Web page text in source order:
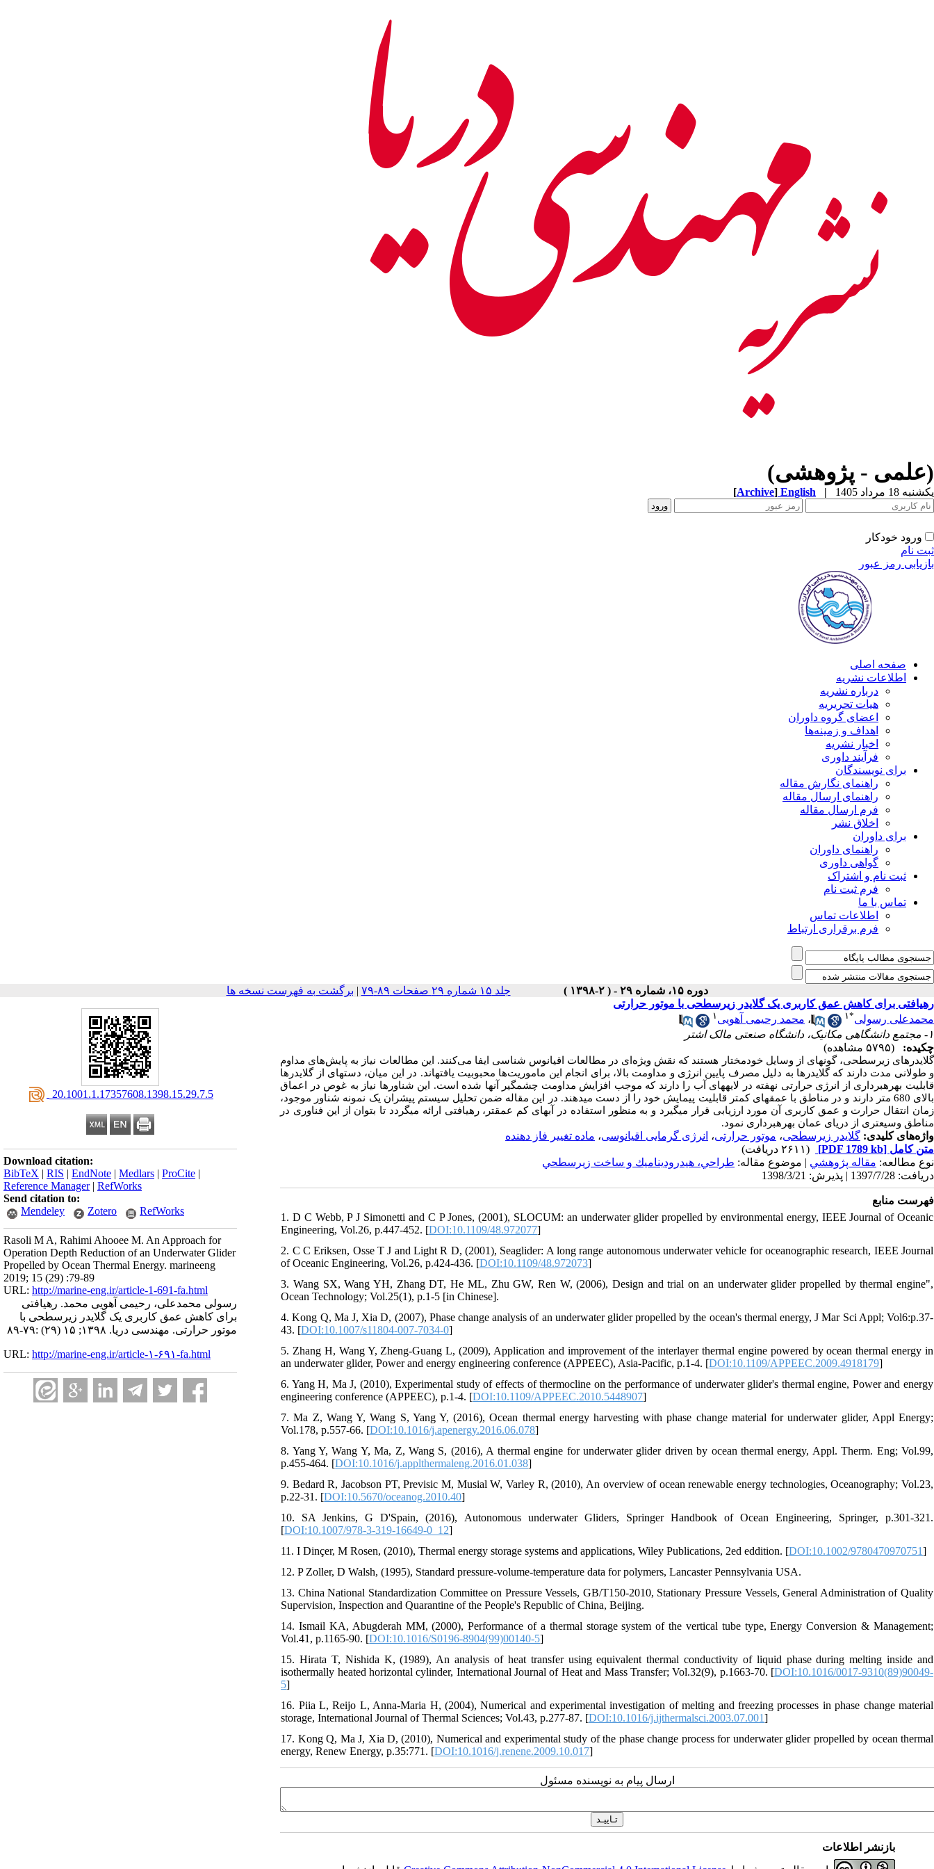
(علمی - پژوهشی)
یکشنبه 18 مرداد 1405 |
English
[Archive]
ورود خودکار
ثبت نام
بازیابی رمز عبور
صفحه اصلی
اطلاعات نشریه
درباره نشریه
هیات تحریریه
اعضای گروه داوران
اهداف و زمینه‌ها
اخبار نشریه
فرآیند داوری
برای نویسندگان
راهنمای نگارش مقاله
راهنمای ارسال مقاله
فرم ارسال مقاله
اخلاق نشر
برای داوران
راهنمای داوران
گواهی داوری
ثبت نام و اشتراک
فرم ثبت نام
تماس با ما
اطلاعات تماس
فرم برقراری ارتباط
دوره ۱۵، شماره ۲۹ - ( ۲-۱۳۹۸ ) جلد ۱۵ شماره ۲۹ صفحات ۸۹-۷۹ | برگشت به فهرست نسخه ها
‎ 20.1001.1.17357608.1398.15.29.7.5
Download citation:
BibTeX | RIS | EndNote | Medlars | ProCite |
Reference Manager| RefWorks
Send citation to:
Mendeley
Zotero RefWorks
Rasoli M A, Rahimi Ahooee M. An Approach for
Operation Depth Reduction of an Underwater Glider
Propelled by Ocean Thermal Energy. marineeng
2019; 15 (29) :79-89
URL: http://marine-eng.ir/article-1-691-fa.html
رسولی محمدعلی، رحیمی آهویی محمد. رهیافتی
برای کاهش عمق کاربری یک گلایدر زیرسطحی با
موتور حرارتی. مهندسی دریا. ۱۳۹۸; ۱۵ (۲۹) :۷۹-۸۹
URL: http://marine-eng.ir/article-۱-۶۹۱-fa.html
رهیافتی برای کاهش عمق کاربری یک گلایدر زیرسطحی با موتور حرارتی
محمدعلی رسولی*۱ ، محمد رحیمی آهویی ۱
۱- مجتمع دانشگاهی مکانیک، دانشگاه صنعتی مالک اشتر
چکیده:
(۵۷۹۵ مشاهده)
گلایدرهای زیرسطحی، گونه­ای از وسایل خودمختار هستند که نقش ویژه‌ای در مطالعات اقیانوس شناسی ایفا می‌کنند. این مطالعات نیاز به پایش‌های مداوم
و طولانی مدت دارند که گلایدرها به دلیل مصرف پایین انرژی و مداومت بالا، برای انجام این ماموریت‌ها محبوبیت یافته­اند. در این میان، دسته­ای از گلایدرها
قابلیت بهره­برداری از انرژی حرارتی نهفته در لایه­های آب را دارند که موجب افزایش مداومت چشمگیر آن­ها شده است. این شناورها نیاز به غوص در اعماق
بالای 680 متر دارند و در مناطق با عمق­های کمتر قابلیت پیمایش خود را از دست می­دهند. در این مقاله ضمن تحلیل سیستم پیشران یک نمونه شناور موجود،
زمان انتقال حرارت و عمق کاربری آن مورد ارزیابی قرار می­گیرد و به منظور استفاده در آب­های کم عمق­تر، رهیافتی ارائه می­گردد تا بتوان از این فناوری در
مناطق وسیع­تری از دریای عمان بهره­برداری نمود.
واژه‌های کلیدی: گلایدر زیرسطحی، موتور حرارتی، انرژی گرمایی اقیانوسی، ماده تغییر فاز دهنده
متن کامل [PDF 1789 kb]
(۲۶۱۱ دریافت)
نوع مطالعه: مقاله پژوهشي | موضوع مقاله: طراحي، هیدروديناميك و ساخت زيرسطحي
دریافت: 1397/7/28 | پذیرش: 1398/3/21
فهرست منابع
1. D C Webb, P J Simonetti and C P Jones, (2001), SLOCUM: an underwater glider propelled by environmental energy, IEEE Journal of Oceanic
Engineering, Vol.26, p.447-452. [DOI:10.1109/48.972077]
2. C C Eriksen, Osse T J and Light R D, (2001), Seaglider: A long range autonomous underwater vehicle for oceanographic research, IEEE Journal
of Oceanic Engineering, Vol.26, p.424-436. [DOI:10.1109/48.972073]
3. Wang SX, Wang YH, Zhang DT, He ML, Zhu GW, Ren W, (2006), Design and trial on an underwater glider propelled by thermal engine",
Ocean Technology; Vol.25(1), p.1-5 [in Chinese].
4. Kong Q, Ma J, Xia D, (2007), Phase change analysis of an underwater glider propelled by the ocean's thermal energy, J Mar Sci Appl; Vol6:p.37-
43. [DOI:10.1007/s11804-007-7034-0]
5. Zhang H, Wang Y, Zheng-Guang L, (2009), Application and improvement of the interlayer thermal engine powered by ocean thermal energy in
an underwater glider, Power and energy engineering conference (APPEEC), Asia-Pacific, p.1-4. [DOI:10.1109/APPEEC.2009.4918179]
6. Yang H, Ma J, (2010), Experimental study of effects of thermocline on the performance of underwater glider's thermal engine, Power and energy
engineering conference (APPEEC), p.1-4. [DOI:10.1109/APPEEC.2010.5448907]
7. Ma Z, Wang Y, Wang S, Yang Y, (2016), Ocean thermal energy harvesting with phase change material for underwater glider, Appl Energy;
Vol.178, p.557-66. [DOI:10.1016/j.apenergy.2016.06.078]
8. Yang Y, Wang Y, Ma, Z, Wang S, (2016), A thermal engine for underwater glider driven by ocean thermal energy, Appl. Therm. Eng; Vol.99,
p.455-464. [DOI:10.1016/j.applthermaleng.2016.01.038]
9. Bedard R, Jacobson PT, Previsic M, Musial W, Varley R, (2010), An overview of ocean renewable energy technologies, Oceanography; Vol.23,
p.22-31. [DOI:10.5670/oceanog.2010.40]
10. SA Jenkins, G D'Spain, (2016), Autonomous underwater Gliders, Springer Handbook of Ocean Engineering, Springer, p.301-321.
[DOI:10.1007/978-3-319-16649-0_12]
11. I Dinçer, M Rosen, (2010), Thermal energy storage systems and applications, Wiley Publications, 2ed eddition. [DOI:10.1002/9780470970751]
12. P Zoller, D Walsh, (1995), Standard pressure-volume-temperature data for polymers, Lancaster Pennsylvania USA.
13. China National Standardization Committee on Pressure Vessels, GB/T150-2010, Stationary Pressure Vessels, General Administration of Quality
Supervision, Inspection and Quarantine of the People's Republic of China, Beijing.
14. Ismail KA, Abugderah MM, (2000), Performance of a thermal storage system of the vertical tube type, Energy Conversion & Management;
Vol.41, p.1165-90. [DOI:10.1016/S0196-8904(99)00140-5]
15. Hirata T, Nishida K, (1989), An analysis of heat transfer using equivalent thermal conductivity of liquid phase during melting inside and
isothermally heated horizontal cylinder, International Journal of Heat and Mass Transfer; Vol.32(9), p.1663-70. [DOI:10.1016/0017-9310(89)90049-
5]
16. Piia L, Reijo L, Anna-Maria H, (2004), Numerical and experimental investigation of melting and freezing processes in phase change material
storage, International Journal of Thermal Sciences; Vol.43, p.277-87. [DOI:10.1016/j.ijthermalsci.2003.07.001]
17. Kong Q, Ma J, Xia D, (2010), Numerical and experimental study of the phase change process for underwater glider propelled by ocean thermal
energy, Renew Energy, p.35:771. [DOI:10.1016/j.renene.2009.10.017]
ارسال پیام به نویسنده مسئول
بازنشر اطلاعات